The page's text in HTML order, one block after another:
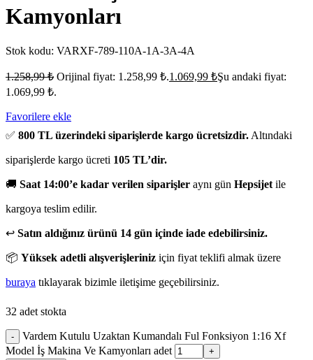
Kamyonları
Stok kodu: VARXF-789-110A-1A-3A-4A
1.258,99₺ Orijinal fiyat: 1.258,99 ₺.1.069,99 ₺Şu andaki fiyat:
1.069,99 ₺.
Favorilere ekle
✅ 800 TL üzerindeki siparişlerde kargo ücretsizdir. Altındaki
siparişlerde kargo ücreti 105 TL’dir.
🚚 Saat 14:00’e kadar verilen siparişler aynı gün Hepsijet ile
kargoya teslim edilir.
↩️ Satın aldığınız ürünü 14 gün içinde iade edebilirsiniz.
📦 Yüksek adetli alışverişleriniz için fiyat teklifi almak üzere
buraya tıklayarak bizimle iletişime geçebilirsiniz.
32 adet stokta
-
Vardem Kutulu Uzaktan Kumandalı Ful Fonksiyon 1:16 Xf
Model İş Makina Ve Kamyonları adet
+